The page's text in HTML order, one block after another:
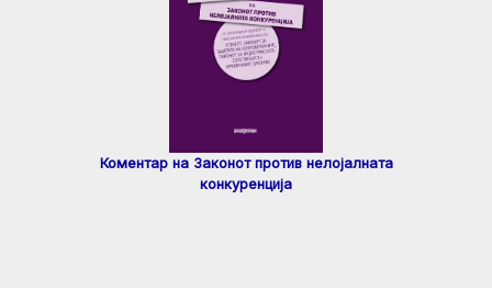
Коментар на Законот против нелојалната
конкуренција